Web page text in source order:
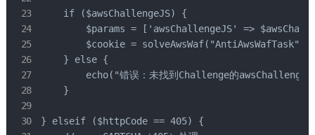
    if ($awsChallengeJS) {
$params = ['awsChallengeJS' =>
$cookie = solveAwsWaf("AntiAwsWafTask",
    } else {
echo("错误：未找到Challenge的
    }
} elseif ($httpCode == 405) {